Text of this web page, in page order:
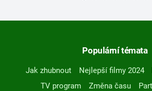
Populární témata
Jak zhubnout Nejlepší filmy 2024
TV program
Změna času